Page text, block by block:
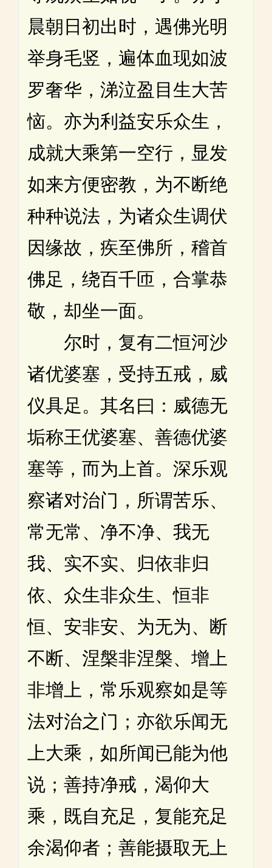
晨朝日初出时，遇佛光明
举身毛竖，遍体血现如波
罗奢华，涕泣盈目生大苦
恼。亦为利益安乐众生，
成就大乘第一空行，显发
如来方便密教，为不断绝
种种说法，为诸众生调伏
因缘故，疾至佛所，稽首
佛足，绕百千匝，合掌恭
敬，却坐一面。
尔时，复有二恒河沙
诸优婆塞，受持五戒，威
仪具足。其名曰：威德无
垢称王优婆塞、善德优婆
塞等，而为上首。深乐观
察诸对治门，所谓苦乐、
常无常、净不净、我无
我、实不实、归依非归
依、众生非众生、恒非
恒、安非安、为无为、断
不断、涅槃非涅槃、增上
非增上，常乐观察如是等
法对治之门；亦欲乐闻无
上大乘，如所闻已能为他
说；善持净戒，渴仰大
乘，既自充足，复能充足
余渴仰者；善能摄取无上